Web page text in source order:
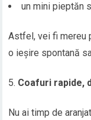
un mini pieptăn
Astfel, vei fi mereu
o ieșire spontană
Coafuri rapide,
Nu ai timp de